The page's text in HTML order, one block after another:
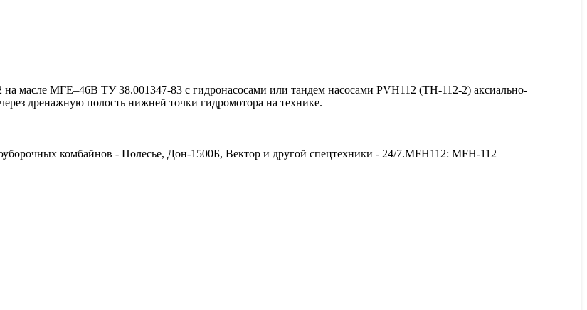
масле МГЕ–46В ТУ 38.001347-83 с гидронасосами или тандем насосами PVH112 (ТН-112-2) аксиально-
дренажную полость нижней точки гидромотора на технике.
комбайнов - Полесье, Дон-1500Б, Вектор и другой спецтехники - 24/7.MFH112: MFH-112